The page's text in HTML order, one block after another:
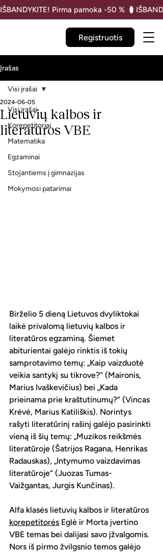
Registruotis
IŠBANDYKITE! Pirma pamoka -50 %
Įrašas
Visi įrašai
Korepetitoriai
Matematika
Egzaminai
Stojantiems į gimnazijas
Mokymosi patarimai
Visi įrašai
Lietuvių kalbos ir
literatūros VBE
2024-06-05
Birželio 5 dieną Lietuvos dvyliktokai
laikė privalomą lietuvių kalbos ir
literatūros egzaminą. Šiemet
abiturientai galėjo rinktis iš tokių
samprotavimo temų: „Kaip vaizduotė
veikia santykį su tikrove?“ (Maironis,
Marius Ivaškevičius) bei „Kada
prieinama prie kraštutinumų?“ (Vincas
Krėvė, Marius Katiliškis). Norintys
rašyti literatūrinį rašinį galėjo pasirinkti
vieną iš šių temų: „Muzikos reikšmės
literatūroje (Šatrijos Ragana, Henrikas
Radauskas), „Intymumo vaizdavimas
literatūroje“ (Juozas Tumas-
Vaižgantas, Jurgis Kunčinas).
Alfa klasės lietuvių kalbos ir literatūros
korepetitorės Eglė ir Morta įvertino
VBE temas bei dalijasi savo įžvalgomis.
Nors iš pirmo žvilgsnio temos galėjo